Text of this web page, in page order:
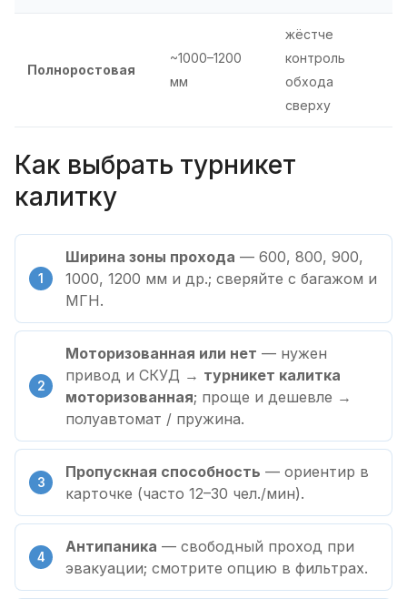
Полноростовая
~1000–1200
мм
жёстче
контроль
обхода
сверху
Как выбрать турникет
калитку
Ширина зоны прохода — 600, 800, 900,
1000, 1200 мм и др.; сверяйте с багажом и
МГН.
Моторизованная или нет — нужен
привод и СКУД → турникет калитка
моторизованная; проще и дешевле →
полуавтомат / пружина.
Пропускная способность — ориентир в
карточке (часто 12–30 чел./мин).
Антипаника — свободный проход при
эвакуации; смотрите опцию в фильтрах.